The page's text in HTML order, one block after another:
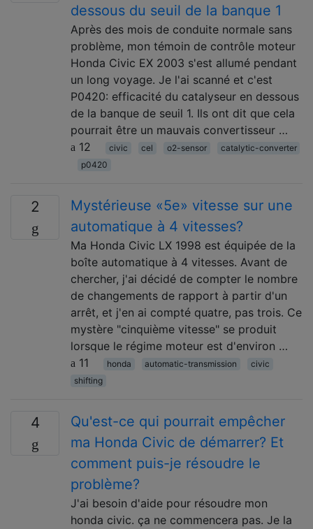
dessous du seuil de la banque 1
Après des mois de conduite normale sans
problème, mon témoin de contrôle moteur
Honda Civic EX 2003 s'est allumé pendant
un long voyage. Je l'ai scanné et c'est
P0420: efficacité du catalyseur en dessous
de la banque de seuil 1. Ils ont dit que cela
pourrait être un mauvais convertisseur …
12
civic cel o2-sensor
catalytic-converter
p0420
2
Mystérieuse «5e» vitesse sur une
automatique à 4 vitesses?
Ma Honda Civic LX 1998 est équipée de la
boîte automatique à 4 vitesses. Avant de
chercher, j'ai décidé de compter le nombre
de changements de rapport à partir d'un
arrêt, et j'en ai compté quatre, pas trois. Ce
mystère "cinquième vitesse" se produit
lorsque le régime moteur est d'environ …
11
honda automatic-transmission
civic
shifting
4
Qu'est-ce qui pourrait empêcher
ma Honda Civic de démarrer? Et
comment puis-je résoudre le
problème?
J'ai besoin d'aide pour résoudre mon
honda civic. ça ne commencera pas. Je la